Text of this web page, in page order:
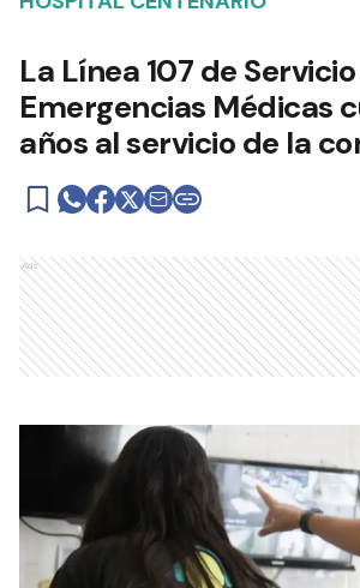
La Línea 107 de
Emergencias Médicas
años al servicio de la
Ads